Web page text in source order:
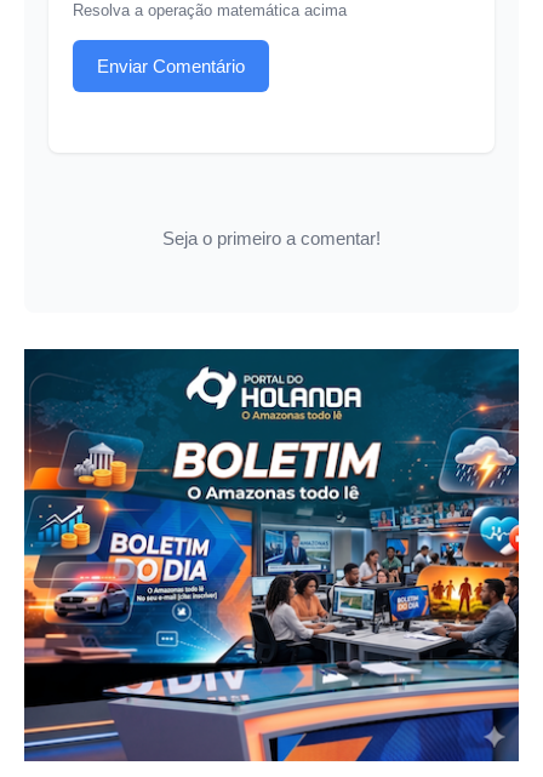
Resolva a operação matemática acima
Enviar Comentário
Seja o primeiro a comentar!